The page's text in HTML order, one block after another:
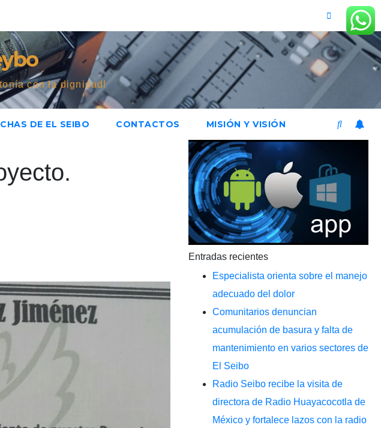
con la dignidad!
DE EL SEIBO CONTACTOS MISIÓN Y VISIÓN
Entradas recientes
Especialista orienta sobre el manejo
adecuado del dolor
Comunitarios denuncian
acumulación de basura y falta de
mantenimiento en varios sectores de
El Seibo
Radio Seibo recibe la visita de
directora de Radio Huayacocotla de
México y fortalece lazos con la radio